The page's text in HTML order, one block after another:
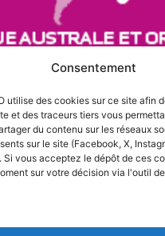
Consentement
utilise des cookies sur ce site afin
et des traceurs tiers vous
du contenu sur les réseaux
sur le site (Facebook, X,
Si vous acceptez le dépôt de ces
sur votre décision via l'outil